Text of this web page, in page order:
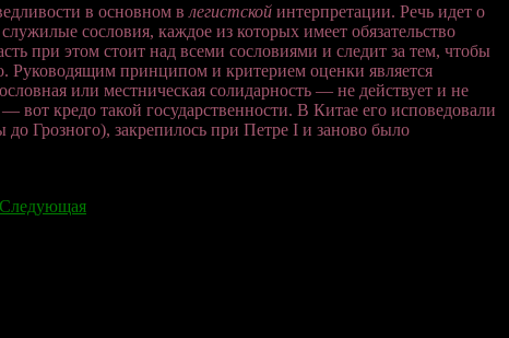
в основном в легистской интерпретации. Речь идет о
сословия, каждое из которых имеет обязательство
при этом стоит над всеми сословиями и следит за тем, чтобы
Руководящим принципом и критерием оценки является
или местническая солидарность — не действует и не
вот кредо такой государственности. В Китае его исповедовали
Грозного), закрепилось при Петре I и заново было
Следующая